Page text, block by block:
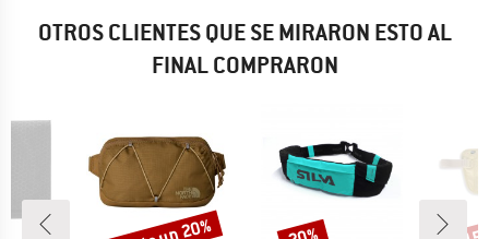
OTROS CLIENTES QUE SE MIRARON ESTO AL
FINAL COMPRARON
Descuento Descuento